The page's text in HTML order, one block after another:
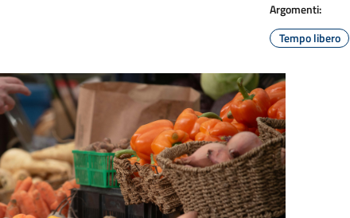
Argomenti:
Tempo libero